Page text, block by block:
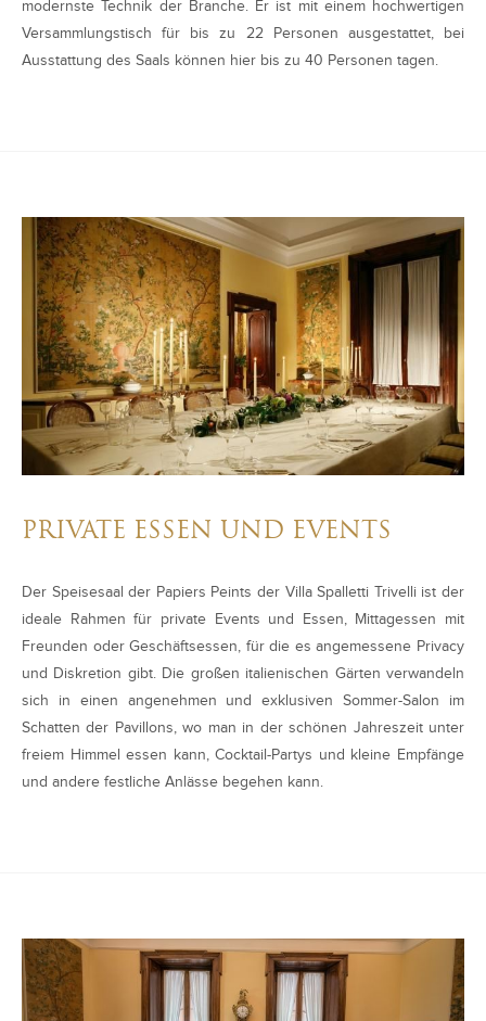
modernste Technik der Branche. Er ist mit einem hochwertigen
Versammlungstisch für bis zu 22 Personen ausgestattet, bei
Ausstattung des Saals können hier bis zu 40 Personen tagen.
PRIVATE ESSEN UND EVENTS
Der Speisesaal der Papiers Peints der Villa Spalletti Trivelli ist der
ideale Rahmen für private Events und Essen, Mittagessen mit
Freunden oder Geschäftsessen, für die es angemessene Privacy
und Diskretion gibt. Die großen italienischen Gärten verwandeln
sich in einen angenehmen und exklusiven Sommer-Salon im
Schatten der Pavillons, wo man in der schönen Jahreszeit unter
freiem Himmel essen kann, Cocktail-Partys und kleine Empfänge
und andere festliche Anlässe begehen kann.